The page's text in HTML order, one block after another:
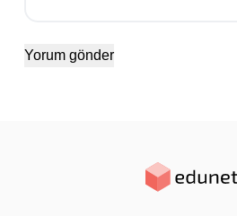
Yorum gönder